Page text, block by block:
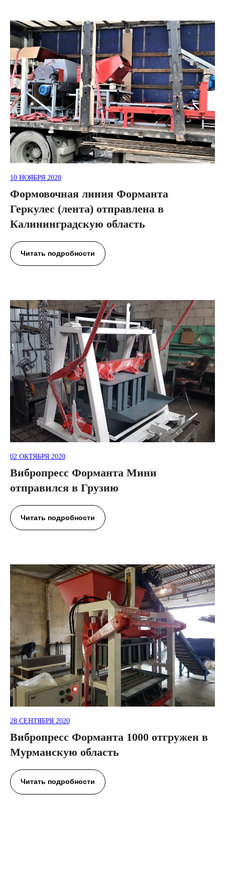
10 НОЯБРЯ 2020
Формовочная линия Форманта
Геркулес (лента) отправлена в
Калининградскую область
Читать подробности
02 ОКТЯБРЯ 2020
Вибропресс Форманта Мини
отправился в Грузию
Читать подробности
28 СЕНТЯБРЯ 2020
Вибропресс Форманта 1000 отгружен в
Мурманскую область
Читать подробности